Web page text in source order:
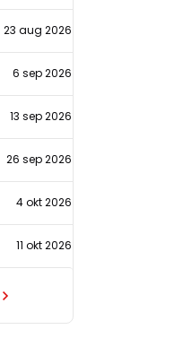
23 aug 2026
6 sep 2026
13 sep 2026
26 sep 2026
4 okt 2026
11 okt 2026